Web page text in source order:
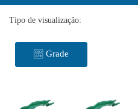
Tipo de visualização:
Grade